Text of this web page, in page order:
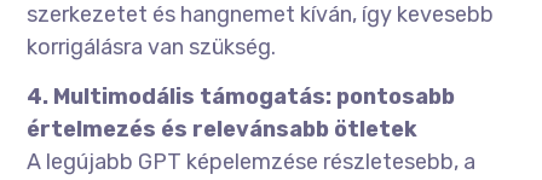
szerkezetet és hangnemet kíván, így kevesebb
korrigálásra van szükség.
4. Multimodális támogatás: pontosabb
értelmezés és relevánsabb ötletek
A legújabb GPT képelemzése részletesebb, a